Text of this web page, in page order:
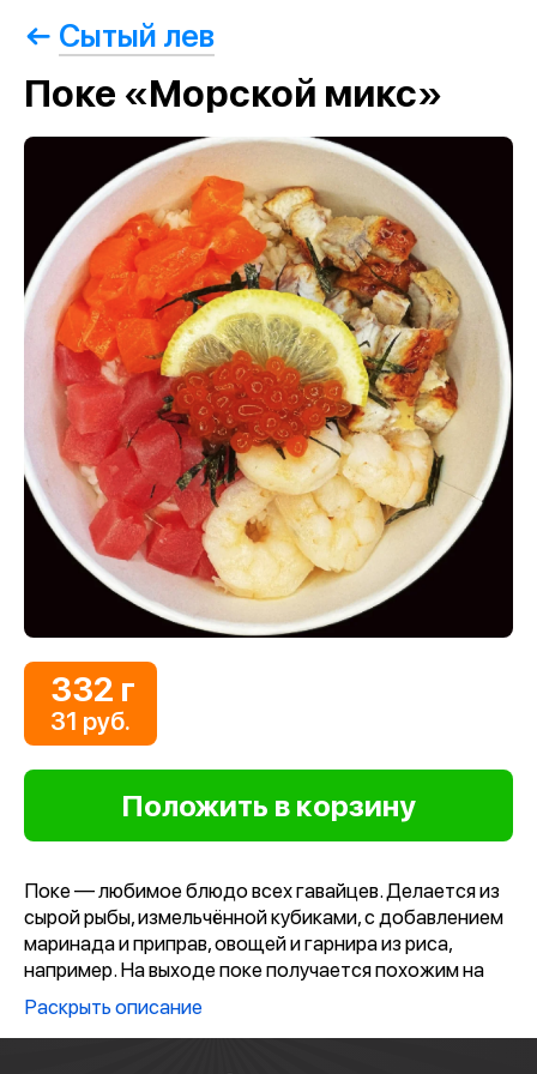
Сытый лев
Поке «Морской микс»
332 г
31 руб.
Поке — любимое блюдо всех гавайцев. Делается из
сырой рыбы, измельчённой кубиками, с добавлением
маринада и приправ, овощей и гарнира из риса,
например. На выходе поке получается похожим на
салат — идеальная закуска и в то же время вполне
самостоятельное основное блюдо.
Раскрыть описание